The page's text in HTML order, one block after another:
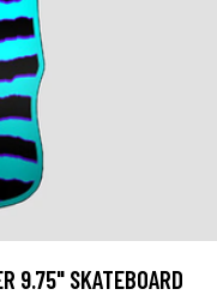
9.75" SKATEBOARD